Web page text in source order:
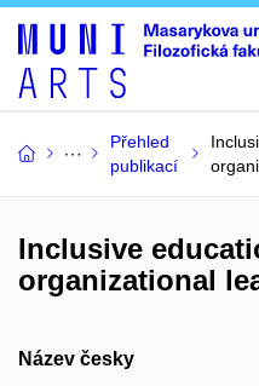
Přehled
publikací
Inclusive
organizational
Název česky